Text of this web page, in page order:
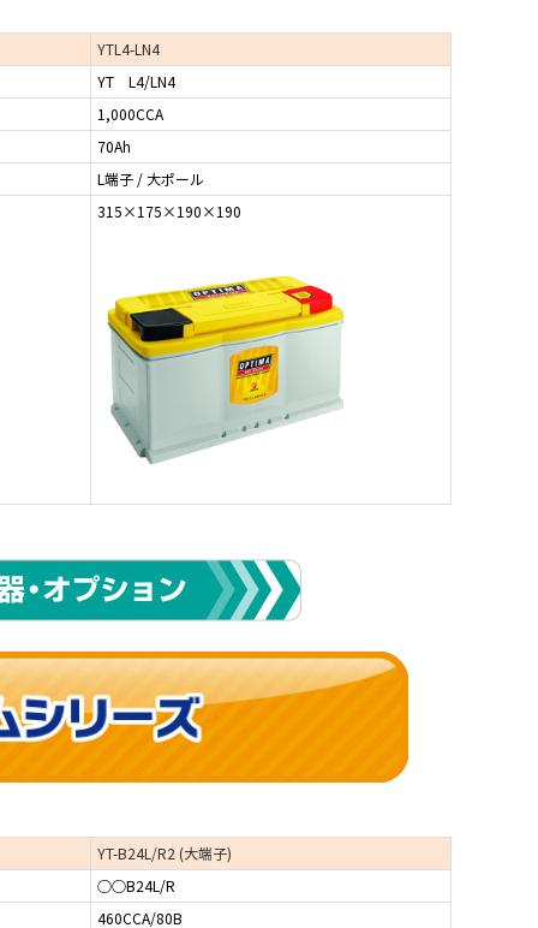
YTL4-LN4
YT L4/LN4
1,000CCA
70Ah
L端子 / 大ポール
315×175×190×190
YT-B24L/R2 (大端子)
○○B24L/R
460CCA/80B